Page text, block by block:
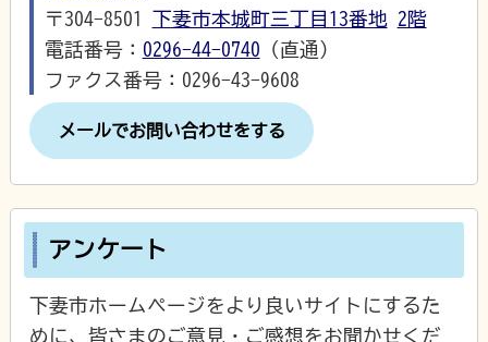
〒304-8501 下妻市本城町三丁目13番地 2階
電話番号： 0296-44-0740 （直通）
ファクス番号：0296-43-9608
メールでお問い合わせをする
アンケート
下妻市ホームページをより良いサイトにするた
めに、皆さまのご意見・ご感想をお聞かせくだ